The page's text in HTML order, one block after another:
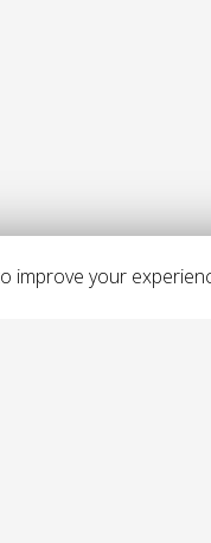
improve your